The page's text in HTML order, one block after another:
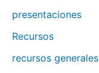
presentaciones
Recursos
recursos generales